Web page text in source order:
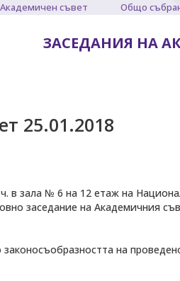
Академичен съвет Общо
ЗАСЕДАНИЯ НА
25.01.2018
в зала № 6 на 12 етаж на
заседание на Академичния
на